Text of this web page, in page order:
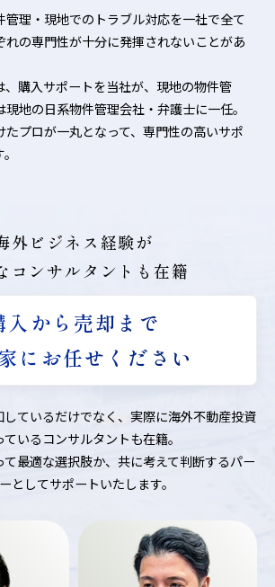
管理・現地でのトラブル対応を一社で全て
れの専門性が十分に発揮されないことがあ
、購入サポートを当社が、現地の物件管
地の日系物件管理会社・弁護士に一任。
たプロが一丸となって、専門性の高いサポ
外ビジネス経験が
コンサルタントも在籍
入から売却まで
にお任せください
ているだけでなく、実際に海外不動産投資
ているコンサルタントも在籍。
て最適な選択肢か、共に考えて判断するパー
としてサポートいたします。